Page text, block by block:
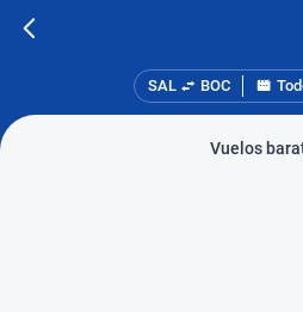
SAL BOC
Vuelos